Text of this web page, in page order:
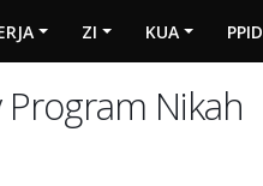
ZI KUA PPID
Nikah